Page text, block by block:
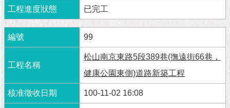
已完工
99
松山南京東路5段389巷(撫遠街66巷，
健康公園東側)道路新築工程
100-11-02 16:08